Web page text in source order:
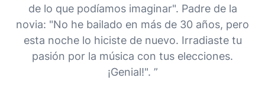
de lo que podíamos imaginar". Padre de la
novia: "No he bailado en más de 30 años, pero
esta noche lo hiciste de nuevo. Irradiaste tu
pasión por la música con tus elecciones.
¡Genial!". ”